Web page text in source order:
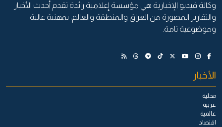
وكالة فيديو الإخبارية هي مؤسسة إعلامية رائدة تقدم أحدث الأخبار
والتقارير المصورة من العراق والمنطقة والعالم، بمهنية عالية
وموضوعية تامة.
الأخبار
محلية
عربية
عالمية
اقتصاد